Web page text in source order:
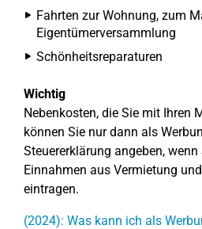
Fahrten zur Wohnung, zum
Eigentümerversammlung
Schönheitsreparaturen
Wichtig
Nebenkosten, die Sie mit Ihren
können Sie nur dann als
Steuererklärung angeben,
Einnahmen aus Vermietung
eintragen.
(2024): Was kann ich als